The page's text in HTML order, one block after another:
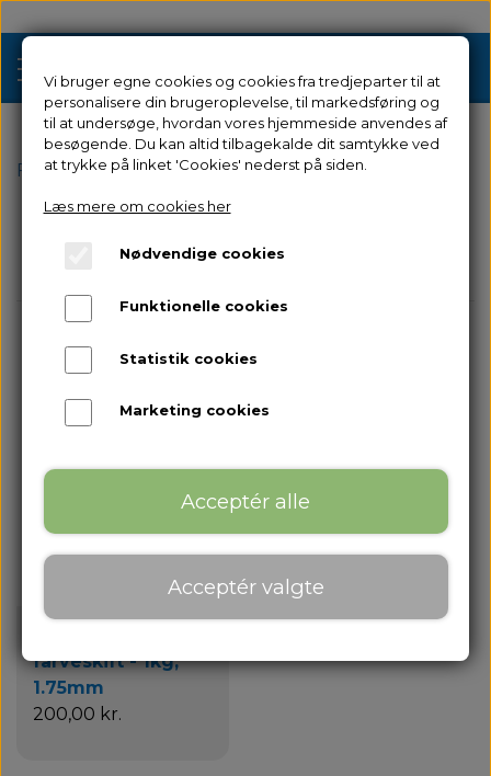
Tilbud
3D Printere
Filament 3D Printere
Industriel 3D Printere
Resin 3D Printere
Brugt/Demo
Om os
Om os
Kontakt
Forside Filamenter & Resin Filamenter
PLA Color Change
Farve
farveskift - 1kg,
1.75mm
200,00 kr.
Vi bruger egne cookies og cookies fra tredjeparter til at
personalisere din brugeroplevelse, til markedsføring og
til at undersøge, hvordan vores hjemmeside anvendes af
besøgende. Du kan altid tilbagekalde dit samtykke ved
at trykke på linket 'Cookies' nederst på siden.
Læs mere om cookies her
Nødvendige cookies
Funktionelle cookies
Statistik cookies
Marketing cookies
Acceptér alle
Acceptér valgte